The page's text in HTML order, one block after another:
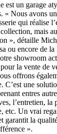
est un garage
« Nous avons
qui réalise
mais
», détaille
ou encore de
showroom
la vente de
offrons
C’est une
entres
l’entretien, la
etc. Un vrai
garantit la
».